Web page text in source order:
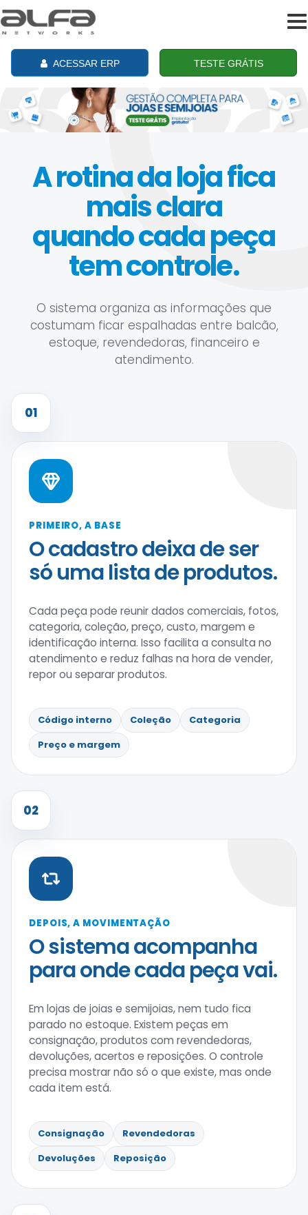
ACESSAR ERP TESTE GRÁTIS
A rotina da loja fica
mais clara
quando cada peça
tem controle.
O sistema organiza as informações que
costumam ficar espalhadas entre balcão,
estoque, revendedoras, financeiro e
atendimento.
01
PRIMEIRO, A BASE
O cadastro deixa de ser
só uma lista de produtos.
Cada peça pode reunir dados comerciais, fotos,
categoria, coleção, preço, custo, margem e
identificação interna. Isso facilita a consulta no
atendimento e reduz falhas na hora de vender,
repor ou separar produtos.
Código interno Coleção
Categoria
Preço e margem
02
DEPOIS, A MOVIMENTAÇÃO
O sistema acompanha
para onde cada peça vai.
Em lojas de joias e semijoias, nem tudo fica
parado no estoque. Existem peças em
consignação, produtos com revendedoras,
devoluções, acertos e reposições. O controle
precisa mostrar não só o que existe, mas onde
cada item está.
Consignação
Revendedoras
Devoluções
Reposição